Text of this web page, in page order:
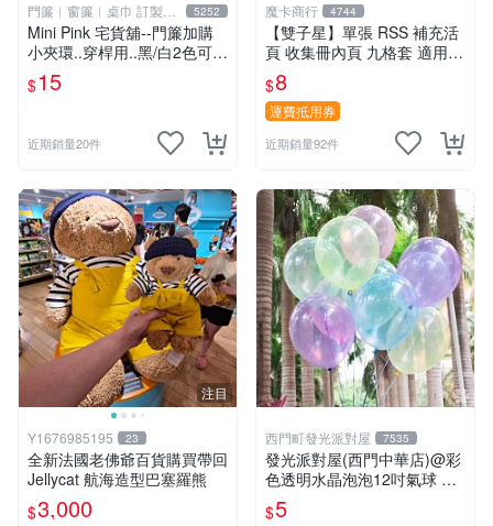
門簾︱窗簾︱桌巾 訂製販
售
5252
Mini Pink 宅貨舖--門簾加購
小夾環..穿桿用..黑/白2色可選
【K000】不單獨販售
$15
近期銷量20件
魔卡商行 4744
【雙子星】單張 RSS 補充活
頁 收集冊內頁 九格套 適用 P
TCG ws 鋼彈 迪士尼 柯南 哥
吉拉
$8
運費抵用券
近期銷量92件
注目
Y1676985195 23
全新法國老佛爺百貨購買帶回
Jellycat 航海造型巴塞羅熊
$3,000
西門町發光派對屋 7535
發光派對屋(西門中華店)@彩
色透明水晶泡泡12吋氣球 透
明彩色氣球
$5